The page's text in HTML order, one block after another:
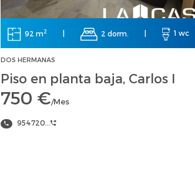
92 m2 2 dorm. 1 wc
DOS HERMANAS
Piso en planta baja, Carlos I
750 €/Mes
954720...